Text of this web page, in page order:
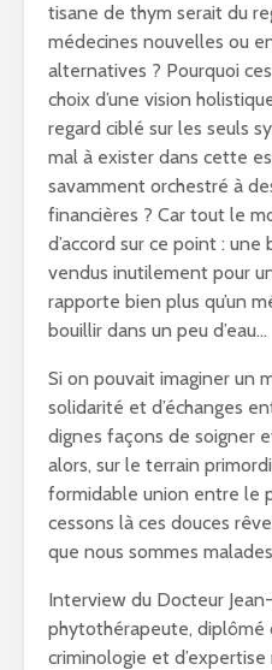
tisane de thym serait du
médecines nouvelles ou
alternatives ? Pourquoi
choix d’une vision
regard ciblé sur les seuls
mal à exister dans cette
savamment orchestré à
financières ? Car tout le
d’accord sur ce point :
vendus inutilement pour
rapporte bien plus qu’un
bouillir dans un peu d’eau…
Si on pouvait imaginer un
solidarité et d’échanges
dignes façons de soigner
alors, sur le terrain
formidable union entre le
cessons là ces douces
que nous sommes
Interview du Docteur
phytothérapeute,
criminologie et